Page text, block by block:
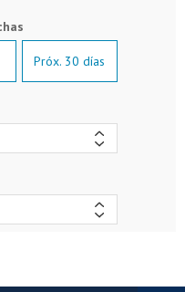
Próx. 30 días